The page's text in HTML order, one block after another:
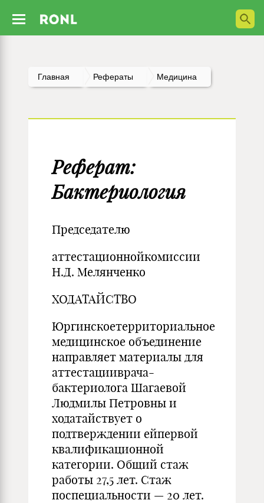
Главная Рефераты Медицина
Реферат:
Бактериология
Председателю
аттестационнойкомиссии
Н.Д. Мелянченко
ХОДАТАЙСТВО
Юргинскоетерриториальное
медицинское объединение
направляет материалы для
аттестацииврача-
бактериолога Шагаевой
Людмилы Петровны и
ходатайствует о
подтверждении ейпервой
квалификационной
категории. Общий стаж
работы 27,5 лет. Стаж
поспециальности — 20 лет.